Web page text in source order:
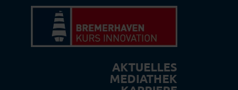
AKTUELLES
MEDIATHEK